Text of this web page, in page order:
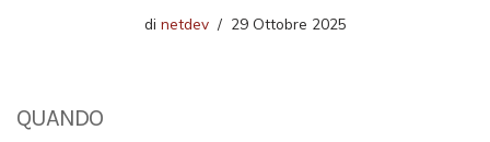
di netdev 29 Ottobre 2025
QUANDO